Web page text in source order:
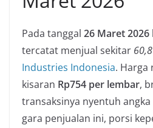
Pada tanggal 26 Maret 2026
tercatat menjual sekitar
Industries Indonesia. Harga
kisaran Rp754 per lembar,
transaksinya nyentuh angka
gara penjualan ini, porsi